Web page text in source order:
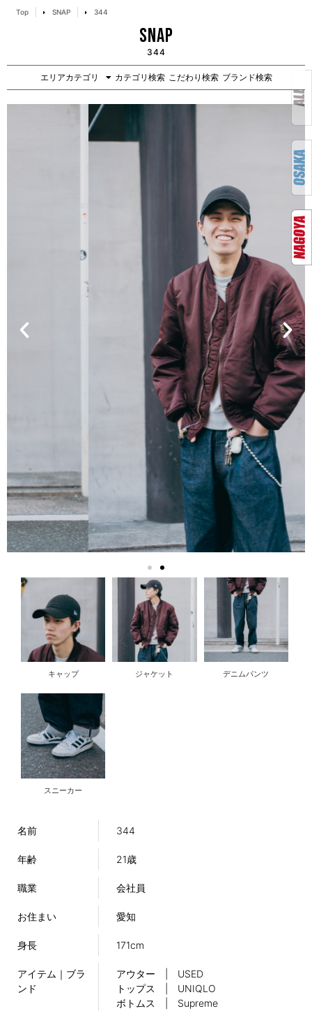
Top SNAP 344
SNAP
344
エリアカテゴリ カテゴリ検索 こだわり検索 ブランド検索
キャップ ジャケット デニムパンツ
スニーカー
名前 344
年齢 21歳
職業 会社員
お住まい 愛知
身長 171cm
アイテム｜ブラ
ンド
アウター | USED
トップス | UNIQLO
ボトムス | Supreme